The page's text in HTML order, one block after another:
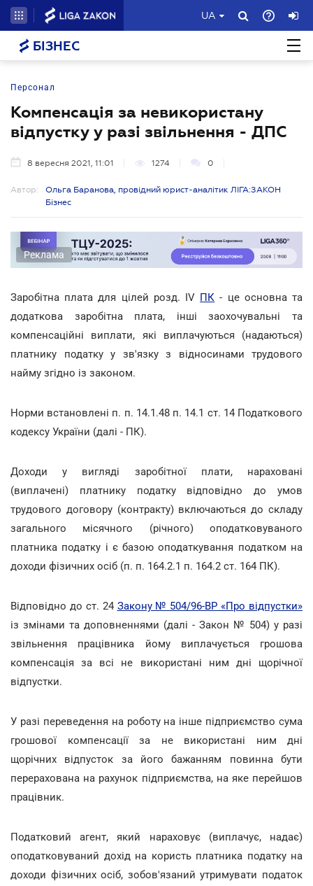
UA
БІЗНЕС
Персонал
Компенсація за невикористану
відпустку у разі звільнення - ДПС
8 вересня 2021, 11:01 1274 0
Автор:
Ольга Баранова, провідний юрист-аналітик ЛІГА:ЗАКОН
Бізнес
Реклама
Заробітна плата для цілей розд. ІV ПК - це основна та
додаткова заробітна плата, інші заохочувальні та
компенсаційні виплати, які виплачуються (надаються)
платнику податку у зв'язку з відносинами трудового
найму згідно із законом.
Норми встановлені п. п. 14.1.48 п. 14.1 ст. 14 Податкового
кодексу України (далі - ПК).
Доходи у вигляді заробітної плати, нараховані
(виплачені) платнику податку відповідно до умов
трудового договору (контракту) включаються до складу
загального місячного (річного) оподатковуваного
платника податку і є базою оподаткування податком на
доходи фізичних осіб (п. п. 164.2.1 п. 164.2 ст. 164 ПК).
Відповідно до ст. 24 Закону № 504/96-ВР «Про відпустки»
із змінами та доповненнями (далі - Закон № 504) у разі
звільнення працівника йому виплачується грошова
компенсація за всі не використані ним дні щорічної
відпустки.
У разі переведення на роботу на інше підприємство сума
грошової компенсації за не використані ним дні
щорічних відпусток за його бажанням повинна бути
перерахована на рахунок підприємства, на яке перейшов
працівник.
Податковий агент, який нараховує (виплачує, надає)
оподатковуваний дохід на користь платника податку на
доходи фізичних осіб, зобов'язаний утримувати податок